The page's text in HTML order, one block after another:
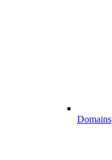
Domains